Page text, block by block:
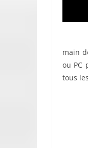
main
ou PC
tous